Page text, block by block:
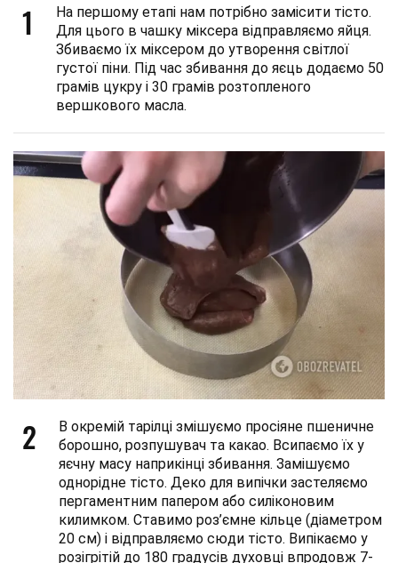
1
На першому етапі нам потрібно замісити тісто.
Для цього в чашку міксера відправляємо яйця.
Збиваємо їх міксером до утворення світлої
густої піни. Під час збивання до яєць додаємо 50
грамів цукру і 30 грамів розтопленого
вершкового масла.
2
В окремій тарілці змішуємо просіяне пшеничне
борошно, розпушувач та какао. Всипаємо їх у
яєчну масу наприкінці збивання. Замішуємо
однорідне тісто. Деко для випічки застеляємо
пергаментним папером або силіконовим
килимком. Ставимо роз’ємне кільце (діаметром
20 см) і відправляємо сюди тісто. Випікаємо у
розігрітій до 180 градусів духовці впродовж 7-